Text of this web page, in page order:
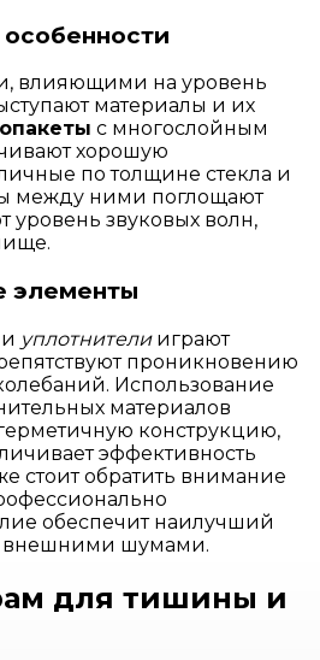
влияющими на уровень
материалы и их
с многослойным
хорошую
по толщине стекла и
между ними поглощают
звуковых волн,
элементы
уплотнителииграют
проникновению
Использование
материалов
конструкцию,
эффективность
стоит обратить внимание
обеспечит наилучший
внешними шумами.
для тишины и